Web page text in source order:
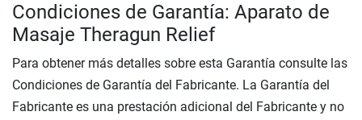
Condiciones de Garantía: Aparato de
Masaje Theragun Relief
Para obtener más detalles sobre esta Garantía consulte las
Condiciones de Garantía del Fabricante. La Garantía del
Fabricante es una prestación adicional del Fabricante y no